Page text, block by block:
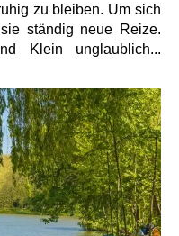
zu bleiben. Um sich
ständig neue Reize.
Klein unglaublich...